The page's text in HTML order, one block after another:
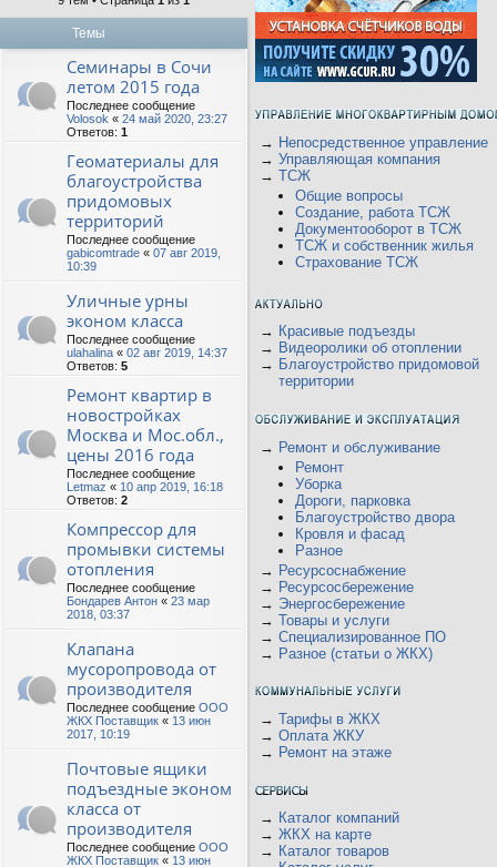
Темы
Семинары в Сочи
летом 2015 года
Последнее сообщение
Volosok « 24 май 2020, 23:27
Ответов: 1
Геоматериалы для
благоустройства
придомовых
территорий
Последнее сообщение
gabicomtrade « 07 авг 2019,
10:39
Уличные урны
эконом класса
Последнее сообщение
ulahalina « 02 авг 2019, 14:37
Ответов: 5
Ремонт квартир в
новостройках
Москва и Мос.обл.,
цены 2016 года
Последнее сообщение
Letmaz « 10 апр 2019, 16:18
Ответов: 2
Компрессор для
промывки системы
отопления
Последнее сообщение
Бондарев Антон « 23 мар
2018, 03:37
Клапана
мусоропровода от
производителя
Последнее сообщение ООО
ЖКХ Поставщик « 13 июн
2017, 10:19
Почтовые ящики
подъездные эконом
класса от
производителя
Последнее сообщение ООО
ЖКХ Поставщик « 13 июн
→ Непосредственное управление
→ Управляющая компания
→ ТСЖ
Общие вопросы
Создание, работа ТСЖ
Документооборот в ТСЖ
ТСЖ и собственник жилья
Страхование ТСЖ
→ Красивые подъезды
→ Видеоролики об отоплении
→ Благоустройство придомовой
территории
→ Ремонт и обслуживание
Ремонт
Уборка
Дороги, парковка
Благоустройство двора
Кровля и фасад
Разное
→ Ресурсоснабжение
→ Ресурсосбережение
→ Энергосбережение
→ Товары и услуги
→ Специализированное ПО
→ Разное (статьи о ЖКХ)
→ Тарифы в ЖКХ
→ Оплата ЖКУ
→ Ремонт на этаже
→ Каталог компаний
→ ЖКХ на карте
→ Каталог товаров